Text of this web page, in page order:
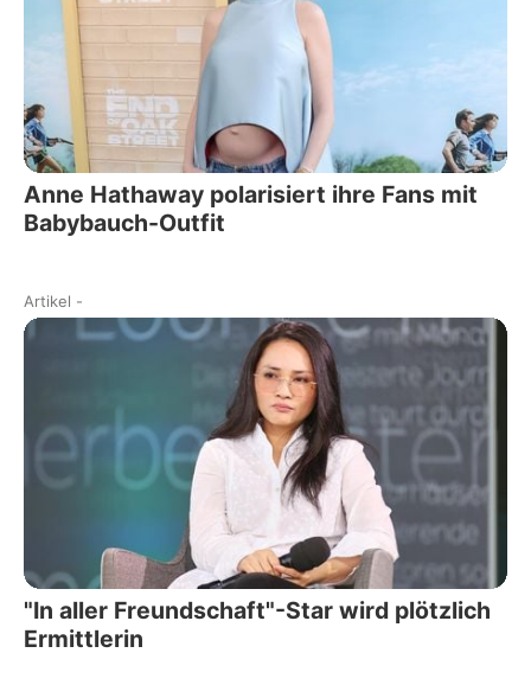
Anne Hathaway polarisiert ihre Fans mit
Babybauch-Outfit
Artikel -
"In aller Freundschaft"-Star wird plötzlich
Ermittlerin